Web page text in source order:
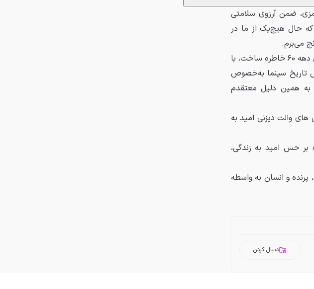
ضمن آرزوی سلامتی
حال هیج‌یک از ما در
می‌برم.
۶۰
خاطره ساخت، با
تاریخ سینما به‌خصوص
به همین دلیل معتقدم
‌های والت دیزنی امید به
بر حس امید به زندگی،
و انسان به واسطه
دنبال کردن